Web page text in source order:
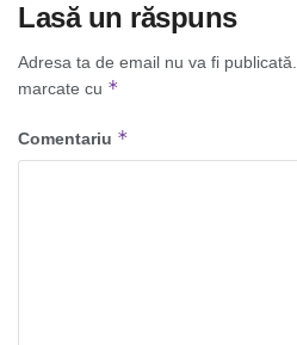
Lasă un răspuns
Adresa ta de email nu va fi publicată.
marcate cu *
Comentariu *